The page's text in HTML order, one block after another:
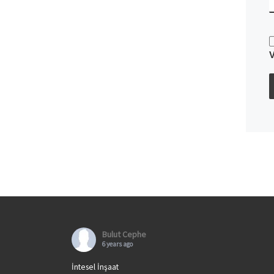
Bulut Cephe
6 years ago
İntesel İnşaat